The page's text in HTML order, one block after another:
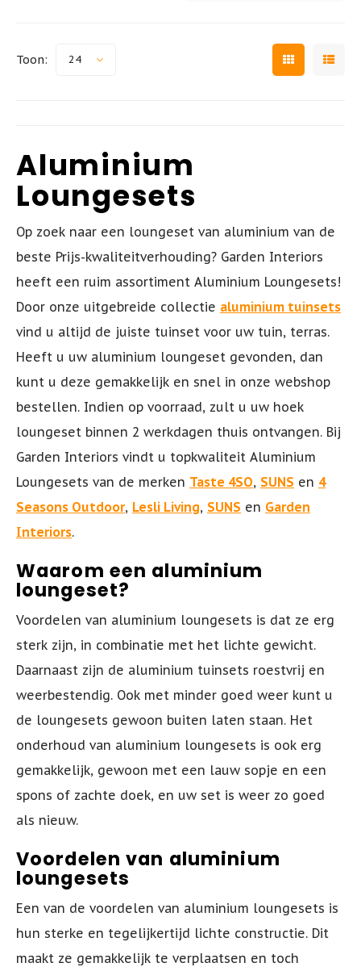
Toon: 24
Aluminium
Loungesets
Op zoek naar een loungeset van aluminium van de
beste Prijs-kwaliteitverhouding? Garden Interiors
heeft een ruim assortiment Aluminium Loungesets!
Door onze uitgebreide collectie aluminium tuinsets
vind u altijd de juiste tuinset voor uw tuin, terras.
Heeft u uw aluminium loungeset gevonden, dan
kunt u deze gemakkelijk en snel in onze webshop
bestellen. Indien op voorraad, zult u uw hoek
loungeset binnen 2 werkdagen thuis ontvangen. Bij
Garden Interiors vindt u topkwaliteit Aluminium
Loungesets van de merken Taste 4SO, SUNS en 4
Seasons Outdoor, Lesli Living, SUNS en Garden
Interiors.
Waarom een aluminium
loungeset?
Voordelen van aluminium loungesets is dat ze erg
sterk zijn, in combinatie met het lichte gewicht.
Daarnaast zijn de aluminium tuinsets roestvrij en
weerbestendig. Ook met minder goed weer kunt u
de loungesets gewoon buiten laten staan. Het
onderhoud van aluminium loungesets is ook erg
gemakkelijk, gewoon met een lauw sopje en een
spons of zachte doek, en uw set is weer zo goed
als nieuw.
Voordelen van aluminium
loungesets
Een van de voordelen van aluminium loungesets is
hun sterke en tegelijkertijd lichte constructie. Dit
maakt ze gemakkelijk te verplaatsen en toch